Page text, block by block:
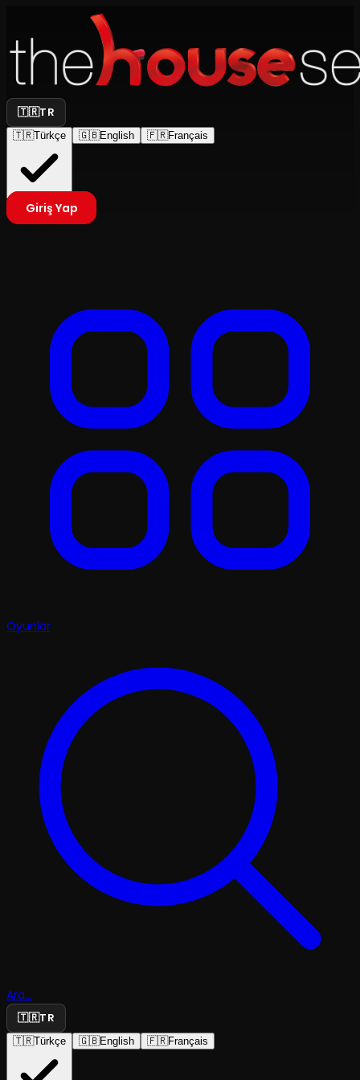
🇹🇷TR
🇹🇷Türkçe 🇬🇧English 🇫🇷Français
Giriş Yap
Oyunlar
Ara...
🇹🇷TR
🇹🇷Türkçe 🇬🇧English 🇫🇷Français